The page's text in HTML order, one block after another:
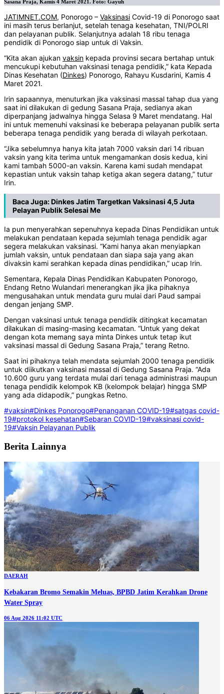
Sasana Praja, Kamis 4 Maret 2021. Foto: Gayuh
JATIMNET.COM, Ponorogo – Vaksinasi Covid-19 di Ponorogo saat
ini masih terus berlanjut, setelah tenaga kesehatan, TNI/POLRI
dan pelayanan publik. Selanjutnya adalah 18 ribu tenaga
pendidik di Ponorogo siap untuk di Vaksin.
“Kita akan ajukan vaksin kepada provinsi secara bertahap untuk
mencukupi kebutuhan vaksinasi tenaga pendidik,” kata Kepada
Dinas Kesehatan (Dinkes) Ponorogo, Rahayu Kusdarini, Kamis 4
Maret 2021.
Irin sapaannya, menuturkan jika vaksinasi massal tahap dua yang
saat ini dilakukan di gedung Sasana Praja, sedianya akan
diperpanjang jadwalnya hingga Selasa 9 Maret mendatang. Hal
ini untuk memenuhi vaksinasi ke beberapa pelayanan publik serta
beberapa tenaga pendidik yang berada di wilayah perkotaan.
“Jika sebelumnya hanya kita jatah 7000 vaksin dari 14 ribuan
vaksin yang kita terima untuk mengamankan dosis kedua, kini
kami tambah 5000-an vaksin. Karena kami sudah mendapat
kepastian untuk vaksin tahap ketiga akan segera datang,” tutur
Irin.
Baca Juga:Dinkes Jatim Targetkan Vaksinasi 4,5 Juta
Pelayan Publik Selesai Me
Ia pun menyerahkan sepenuhnya kepada Dinas Pendidikan untuk
melakukan pendataan kepada sejumlah tenaga pendidik agar
segera melakukan vaksinasi. “Kami hanya akan menyiapkan
jumlah vaksin, untuk pendataan dan siapa saja yang akan
divaksin kami serahkan kepada dinas pendidikan,” ucap Irin.
Sementara, Kepala Dinas Pendidikan Kabupaten Ponorogo,
Endang Retno Wulandari menerangkan jika jika pihaknya
mengusahakan untuk mendata guru mulai dari Paud sampai
dengan jenjang SMP.
Dengan vaksinasi untuk tenaga pendidik ditingkat kecamatan
dilakukan di masing-masing kecamatan. “Untuk yang dekat
dengan kota memang saya minta Dinkes untuk tetap ikut
vaksinasi massal di Gedung Sasana Praja,” terang Retno.
Saat ini pihaknya telah mendata sejumlah 2000 tenaga pendidik
untuk diikutkan vaksinasi massal di Gedung Sasana Praja. “Ada
10.600 guru yang terdata mulai dari tenaga administrasi maupun
tenaga pendidik kelompok KB (kelompok belajar) hingga SMP
yang ada didapodik,” pungkas Retno.
#vaksin#Dinkes Ponorogo#Penanganan COVID-19#satgas covid-
19#protokol kesehatan#Sebaran COVID-19#vaksinasi covid-
19#Vaksin Pelayanan Publik
Berita Lainnya
DAERAH
Kebakaran Bromo Semakin Meluas, BPBD Jatim Kerahkan Drone
Water Spray
06 Aug 2026 11:02 UTC